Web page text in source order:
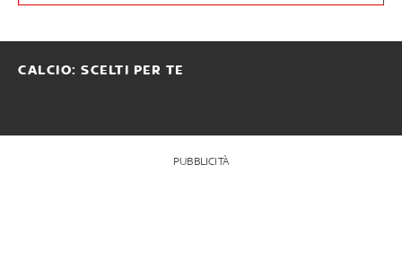
CALCIO: SCELTI PER TE
PUBBLICITÀ